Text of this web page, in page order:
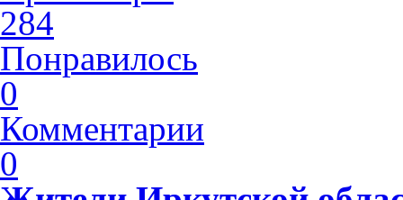
284
Понравилось
0
Комментарии
0